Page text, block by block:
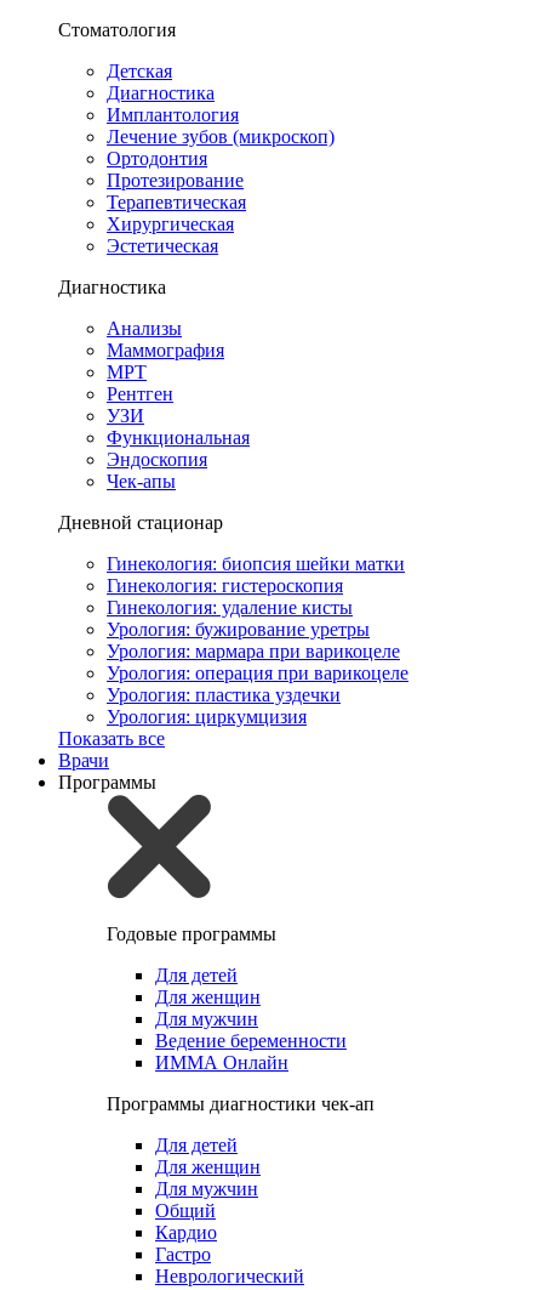
Стоматология
Детская
Диагностика
Имплантология
Лечение зубов (микроскоп)
Ортодонтия
Протезирование
Терапевтическая
Хирургическая
Эстетическая
Диагностика
Анализы
Маммография
МРТ
Рентген
УЗИ
Функциональная
Эндоскопия
Чек-апы
Дневной стационар
Гинекология: биопсия шейки матки
Гинекология: гистероскопия
Гинекология: удаление кисты
Урология: бужирование уретры
Урология: мармара при варикоцеле
Урология: операция при варикоцеле
Урология: пластика уздечки
Урология: циркумцизия
Показать все
Врачи
Программы
Годовые программы
Для детей
Для женщин
Для мужчин
Ведение беременности
ИММА Онлайн
Программы диагностики чек-ап
Для детей
Для женщин
Для мужчин
Общий
Кардио
Гастро
Неврологический